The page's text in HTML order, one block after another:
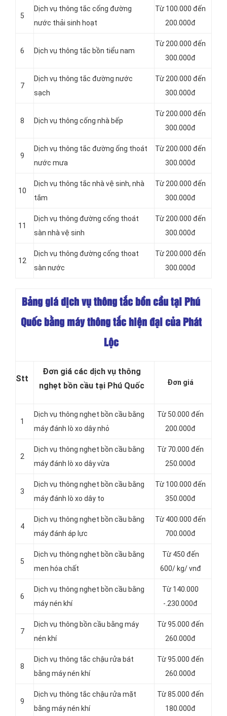
5
‎Dịch vụ thông tắc cống đường
nước thải sinh hoạt
Từ 100.000 đến
200.000đ
6 Dịch vụ thông tắc bồn tiểu nam
Từ 200.000 đến
300.000đ
7
Dịch vụ thông tắc đường nước
sạch
Từ 200.000 đến
300.000đ
8 Dịch vụ thông cống nhà bếp
Từ 200.000 đến
300.000đ
9
Dịch vụ thông tắc đường ống thoát
nước mưa
Từ 200.000 đến
300.000đ
10
Dịch vụ thông tắc nhà vệ sinh, nhà
tắm
Từ 200.000 đến
300.000đ
11
Dịch vụ thông đường cống thoát
sàn nhà vệ sinh
Từ 200.000 đến
300.000đ
12
Dịch vụ thông đường cống thoat
sàn nước
Từ 200.000 đến
300.000đ
Bảng giá dịch vụ thông tắc bồn cầu tại Phú
Quốc bằng máy thông tắc hiện đại của Phát
Lộc
Stt
Đơn giá các dịch vụ thông
nghẹt bồn cầu tại Phú Quốc
Đơn giá
1
Dịch vụ thông nghẹt bồn cầu bằng
máy đánh lò xo dây nhỏ
Từ 50.000 đến
200.000đ
2
Dịch vụ thông nghẹt bồn cầu bằng
máy đánh lò xo dây vừa
Từ 70.000 đến
250.000đ
3
Dịch vụ thông nghẹt bồn cầu bằng
máy đánh lò xo dây to
Từ 100.000 đến
350.000đ
4
Dịch vụ thông nghẹt bồn cầu bằng
máy đánh áp lực
Từ 400.000 đến
700.000đ
5
Dịch vụ thông nghẹt bồn cầu bằng
men hóa chất
Từ 450 đến
600/ kg/ vnđ
6
Dịch vụ thông nghẹt bồn cầu bằng
máy nén khí
Từ 140.000
-.230.000đ
7
Dịch vụ thông bồn cầu bằng máy
nén khí
Từ 95.000 đến
260.000đ
8
Dịch vụ thông tắc chậu rửa bát
bằng máy nén khí
Từ 95.000 đến
260.000đ
9
Dịch vụ thông tắc chậu rửa mặt
bằng máy nén khí
Từ 85.000 đến
180.000đ